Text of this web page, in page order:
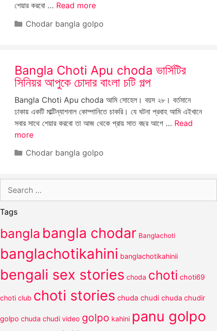
শেয়ার করবো … Read more
Categories
Chodar bangla golpo
Bangla Choti Apu choda ভার্সিটির
সিনিয়র আপুকে চোদার বাংলা চটি গল্প
Bangla Choti Apu choda আমি সোহেল। বয়স ২৮। বর্তমানে
ঢাকায় একটি মাল্টিন্যাশনাল কোম্পানিতে চাকরি। যে ঘটনা প্রবাহ আমি এইখানে
সবার সাথে শেয়ার করবো তা আজ থেকে প্রায় সাত বছর আগে … Read
more
Categories
Chodar bangla golpo
for:
Tags
bangla bangla chodar Banglachoti
banglachotikahini banglachotikahinii
bengali sex stories choda choti choti69
choti club choti stories chuda chudi chuda chudir
golpo chuda chudi video golpo kahini panu golpo